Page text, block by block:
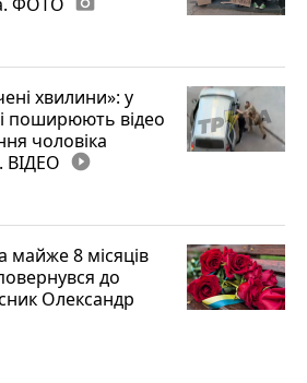
хвилини»: у
поширюють відео
чоловіка
ВІДЕО play_circle_filled
майже 8 місяців
до
Олександр